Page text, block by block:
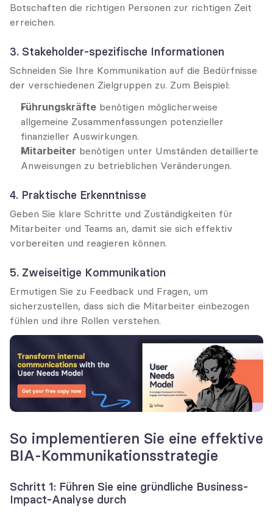
Botschaften die richtigen Personen zur richtigen Zeit
erreichen.
3. Stakeholder-spezifische Informationen
Schneiden Sie Ihre Kommunikation auf die Bedürfnisse
der verschiedenen Zielgruppen zu. Zum Beispiel:
Führungskräfte benötigen möglicherweise
allgemeine Zusammenfassungen potenzieller
finanzieller Auswirkungen.
Mitarbeiter benötigen unter Umständen detaillierte
Anweisungen zu betrieblichen Veränderungen.
4. Praktische Erkenntnisse
Geben Sie klare Schritte und Zuständigkeiten für
Mitarbeiter und Teams an, damit sie sich effektiv
vorbereiten und reagieren können.
5. Zweiseitige Kommunikation
Ermutigen Sie zu Feedback und Fragen, um
sicherzustellen, dass sich die Mitarbeiter einbezogen
fühlen und ihre Rollen verstehen.
So implementieren Sie eine effektive
BIA-Kommunikationsstrategie
Schritt 1: Führen Sie eine gründliche Business-
Impact-Analyse durch